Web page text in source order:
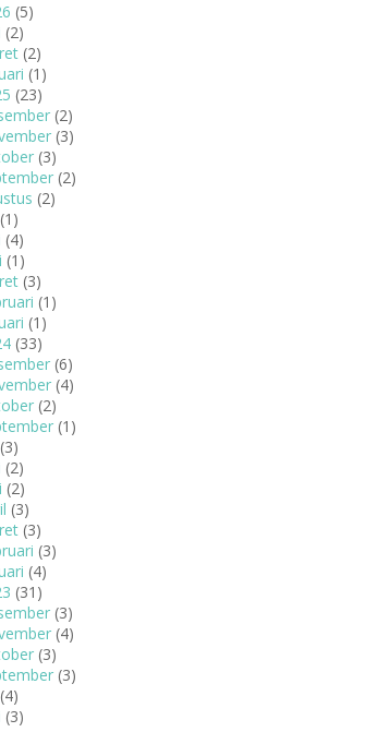
(5)
(2)
(2)
(1)
(23)
(2)
(3)
(3)
(2)
(2)
(1)
(4)
(1)
(3)
(1)
(1)
(33)
(6)
(4)
(2)
(1)
(3)
(2)
(2)
(3)
(3)
(3)
(4)
(31)
(3)
(4)
(3)
(3)
(4)
(3)